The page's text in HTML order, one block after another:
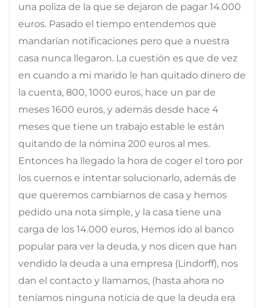
una poliza de la que se dejaron de pagar 14.000
euros. Pasado el tiempo entendemos que
mandarían notificaciones pero que a nuestra
casa nunca llegaron. La cuestión es que de vez
en cuando a mi marido le han quitado dinero de
la cuenta, 800, 1000 euros, hace un par de
meses 1600 euros, y además desde hace 4
meses que tiene un trabajo estable le están
quitando de la nómina 200 euros al mes.
Entonces ha llegado la hora de coger el toro por
los cuernos e intentar solucionarlo, además de
que queremos cambiarnos de casa y hemos
pedido una nota simple, y la casa tiene una
carga de los 14.000 euros, Hemos ido al banco
popular para ver la deuda, y nos dicen que han
vendido la deuda a una empresa (Lindorff), nos
dan el contacto y llamamos, (hasta ahora no
teníamos ninguna noticia de que la deuda era